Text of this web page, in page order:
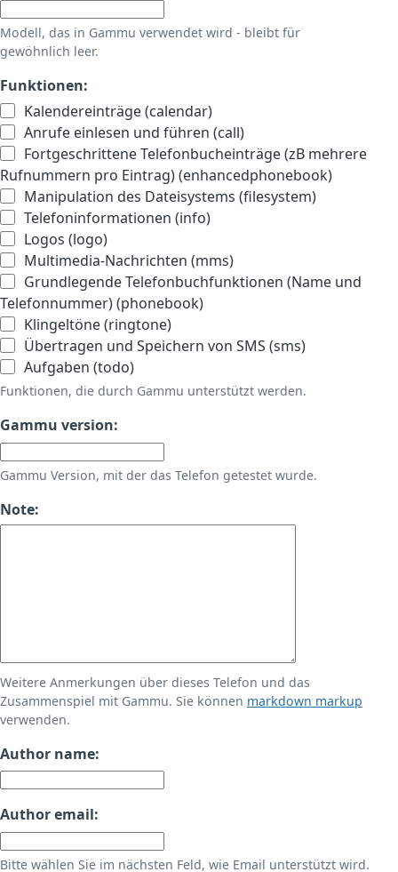
Modell, das in Gammu verwendet wird - bleibt für
gewöhnlich leer.
Funktionen:
Kalendereinträge (calendar)
Anrufe einlesen und führen (call)
Fortgeschrittene Telefonbucheinträge (zB mehrere
Rufnummern pro Eintrag) (enhancedphonebook)
Manipulation des Dateisystems (filesystem)
Telefoninformationen (info)
Logos (logo)
Multimedia-Nachrichten (mms)
Grundlegende Telefonbuchfunktionen (Name und
Telefonnummer) (phonebook)
Klingeltöne (ringtone)
Übertragen und Speichern von SMS (sms)
Aufgaben (todo)
Funktionen, die durch Gammu unterstützt werden.
Gammu version:
Gammu Version, mit der das Telefon getestet wurde.
Note:
Weitere Anmerkungen über dieses Telefon und das
Zusammenspiel mit Gammu. Sie können markdown markup
verwenden.
Author name:
Author email:
Bitte wählen Sie im nächsten Feld, wie Email unterstützt wird.